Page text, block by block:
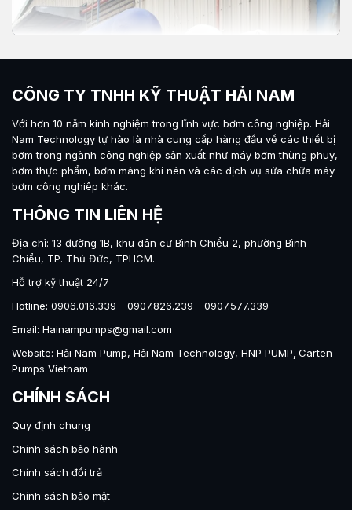
Với công nghệ bộ chia khí chống kẹt (Non-stall), khả
năng chạy khô không hư hỏng và vận hành an toàn
trong môi trường dễ cháy nổ, bơm màng Carten giúp
các thương hiệu Mỹ hay Nhật Bản.
Giới thiệu về bơm màng Carten
Bơm màng Carten là dòng bơm màng khí nén (AODD)
CÔNG TY TNHH KỸ THUẬT HẢI NAM
Với hơn 10 năm kinh nghiệm trong lĩnh vực bơm công nghiệp. Hải
Nam Technologytự hào là nhà cung cấp hàng đầu về các thiết bị
bơm trong ngành công nghiệp sản xuất như máy bơm thùng phuy,
bơm thực phẩm, bơm màng khí nén và các dịch vụ sửa chữa máy
bơm công nghiêp khác.
THÔNG TIN LIÊN HỆ
Địa chỉ: 13 đường 1B, khu dân cư Bình Chiểu 2, phường Bình
Chiểu, TP. Thủ Đức, TPHCM.
Hỗ trợ kỹ thuật 24/7
Hotline: 0906.016.339 - 0907.826.239 - 0907.577.339
Email: Hainampumps@gmail.com
Website: Hải Nam Pump, Hải Nam Technology, HNP PUMP, Carten
Pumps Vietnam
CHÍNH SÁCH
Quy định chung
Chính sách bảo hành
Chính sách đổi trả
Chính sách bảo mật